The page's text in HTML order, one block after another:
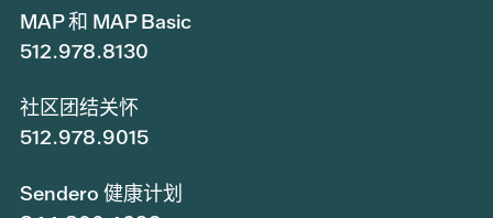
MAP 和 MAP Basic
512.978.8130
社区团结关怀
512.978.9015
Sendero 健康计划